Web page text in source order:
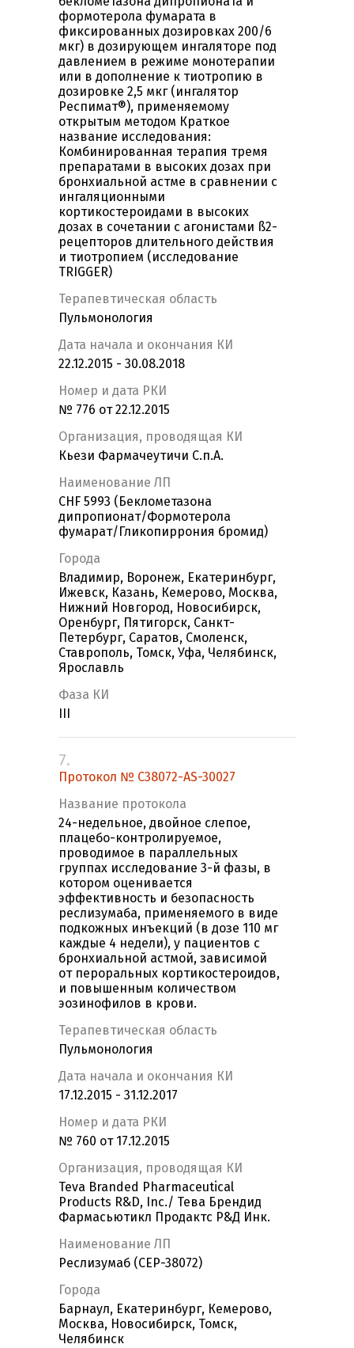
формотерола фумарата в
фиксированных дозировках 200/6
мкг) в дозирующем ингаляторе под
давлением в режиме монотерапии
или в дополнение к тиотропию в
дозировке 2,5 мкг (ингалятор
Респимат®), применяемому
открытым методом Краткое
название исследования:
Комбинированная терапия тремя
препаратами в высоких дозах при
бронхиальной астме в сравнении с
ингаляционными
кортикостероидами в высоких
дозах в сочетании с агонистами ß2-
рецепторов длительного действия
и тиотропием (исследование
TRIGGER)
Терапевтическая область
Пульмонология
Дата начала и окончания КИ
22.12.2015 - 30.08.2018
Номер и дата РКИ
№ 776 от 22.12.2015
Организация, проводящая КИ
Кьези Фармачеутичи С.п.А.
Наименование ЛП
CHF 5993 (Беклометазона
дипропионат/Формотерола
фумарат/Гликопиррония бромид)
Города
Владимир, Воронеж, Екатеринбург,
Ижевск, Казань, Кемерово, Москва,
Нижний Новгород, Новосибирск,
Оренбург, Пятигорск, Санкт-
Петербург, Саратов, Смоленск,
Ставрополь, Томск, Уфа, Челябинск,
Ярославль
Фаза КИ
7.
Протокол № C38072-AS-30027
Название протокола
24-недельное, двойное слепое,
плацебо-контролируемое,
проводимое в параллельных
группах исследование 3-й фазы, в
котором оценивается
эффективность и безопасность
реслизумаба, применяемого в виде
подкожных инъекций (в дозе 110 мг
каждые 4 недели), у пациентов с
бронхиальной астмой, зависимой
от пероральных кортикостероидов,
и повышенным количеством
эозинофилов в крови.
Терапевтическая область
Пульмонология
Дата начала и окончания КИ
17.12.2015 - 31.12.2017
Номер и дата РКИ
№ 760 от 17.12.2015
Организация, проводящая КИ
Teva Branded Pharmaceutical
Products R&D, Inc./ Тева Брендид
Фармасьютикл Продактс Р&Д Инк.
Наименование ЛП
Реслизумаб (CEP-38072)
Города
Барнаул, Екатеринбург, Кемерово,
Москва, Новосибирск, Томск,
Челябинск